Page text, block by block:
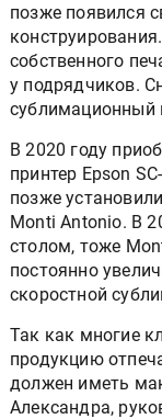
позже появился
собственного
у подрядчиков.
сублимационный
В 2020 году
принтер Epson
позже
Monti Antonio. В
столом, тоже
постоянно
скоростной
Так как многие
продукцию
должен иметь
Александра,